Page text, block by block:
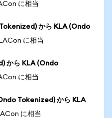
に相当
から KLA (Ondo
に相当
から KLA (Ondo
に相当
Tokenized) から KLA
に相当